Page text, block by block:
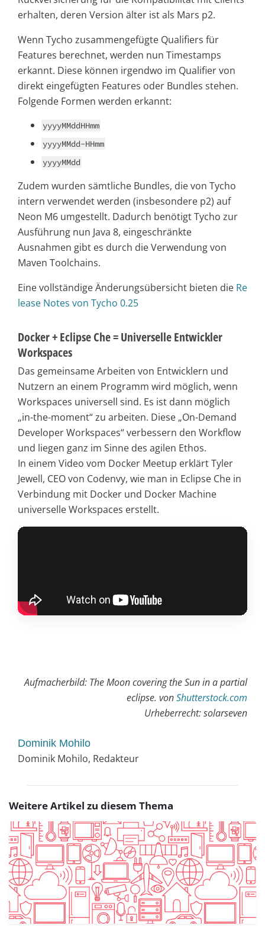
erhalten, deren Version älter ist als Mars p2.
Wenn Tycho zusammengefügte Qualifiers für
Features berechnet, werden nun Timestamps
erkannt. Diese können irgendwo im Qualifier von
direkt eingefügten Features oder Bundles stehen.
Folgende Formen werden erkannt:
yyyyMMddHHmm
yyyyMMdd-HHmm
yyyyMMdd
Zudem wurden sämtliche Bundles, die von Tycho
intern verwendet werden (insbesondere p2) auf
Neon M6 umgestellt. Dadurch benötigt Tycho zur
Ausführung nun Java 8, eingeschränkte
Ausnahmen gibt es durch die Verwendung von
Maven Toolchains.
Eine vollständige Änderungsübersicht bieten die Re
lease Notes von Tycho 0.25
Docker + Eclipse Che = Universelle Entwickler
Workspaces
Das gemeinsame Arbeiten von Entwicklern und
Nutzern an einem Programm wird möglich, wenn
Workspaces universell sind. Es ist dann möglich
„in-the-moment“ zu arbeiten. Diese „On-Demand
Developer Workspaces“ verbessern den Workflow
und liegen ganz im Sinne des agilen Ethos.
In einem Video vom Docker Meetup erklärt Tyler
Jewell, CEO von Codenvy, wie man in Eclipse Che in
Verbindung mit Docker und Docker Machine
universelle Workspaces erstellt.
Aufmacherbild: The Moon covering the Sun in a partial
eclipse. vonShutterstock.com
Urheberrecht: solarseven
Dominik Mohilo
Dominik Mohilo, Redakteur
Weitere Artikel zu diesem Thema